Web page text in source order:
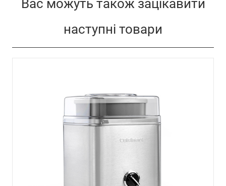
Вас можуть також зацікавити
наступні товари